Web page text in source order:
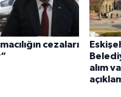
cezaları
alım